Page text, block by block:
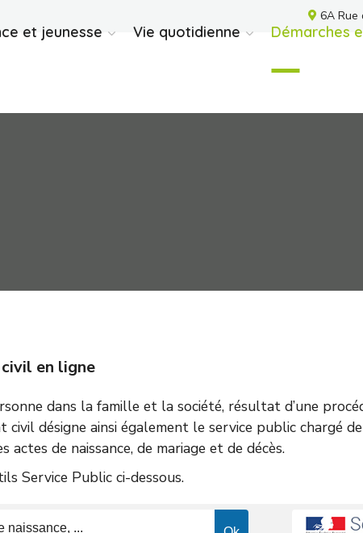
6A Rue
et jeunesse Vie quotidienne Démarches
en ligne
dans la famille et la société, résultat d’une
civil désigne ainsi également le service public chargé
de naissance, de mariage et de décès.
Service Public ci-dessous.